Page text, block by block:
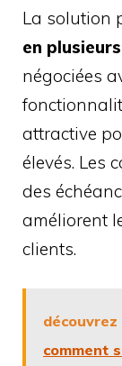
La solution
en
négociées
attractive
élevés. Les
des
améliorent
clients.
découvrez
comment